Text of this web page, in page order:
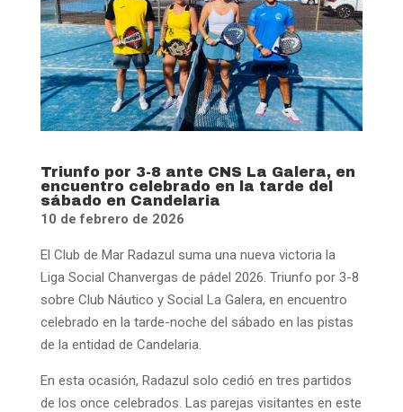
Triunfo por 3-8 ante CNS La Galera, en
encuentro celebrado en la tarde del
sábado en Candelaria
10 de febrero de 2026
El Club de Mar Radazul suma una nueva victoria la
Liga Social Chanvergas de pádel 2026. Triunfo por 3-8
sobre Club Náutico y Social La Galera, en encuentro
celebrado en la tarde-noche del sábado en las pistas
de la entidad de Candelaria.
En esta ocasión, Radazul solo cedió en tres partidos
de los once celebrados. Las parejas visitantes en este